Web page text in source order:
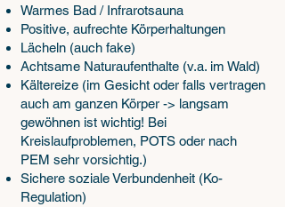
Warmes Bad / Infrarotsauna
Positive, aufrechte Körperhaltungen
Lächeln (auch fake)
Achtsame Naturaufenthalte (v.a. im Wald)
Kältereize (im Gesicht oder falls vertragen
auch am ganzen Körper -> langsam
gewöhnen ist wichtig! Bei
Kreislaufproblemen, POTS oder nach
PEM sehr vorsichtig.)
Sichere soziale Verbundenheit (Ko-
Regulation)